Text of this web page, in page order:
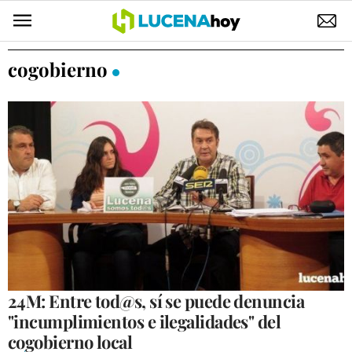
POLÍTICA
ELECCIONES
SUCESOS
ECONOMÍA
DESARROLLO LOCAL
LUCENA EMPRESAS
OCIO
COFRADÍAS
cogobierno
24M: Entre tod@s, sí se puede denuncia
"incumplimientos e ilegalidades" del
cogobierno local